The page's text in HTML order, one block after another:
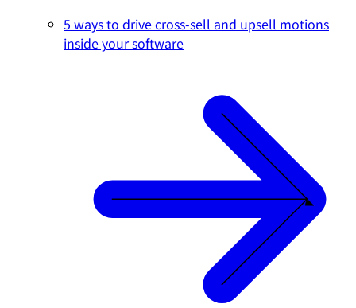
5 ways to drive cross-sell and upsell motions
inside your software